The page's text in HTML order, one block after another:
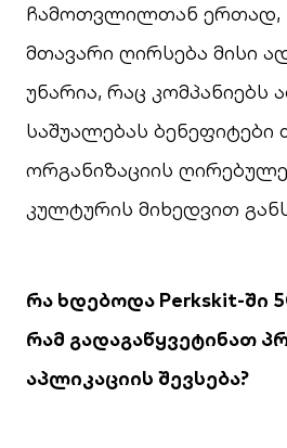
ჩამოთვლილთან ერთად,
მთავარი ღირსება მისი
უნარია, რაც კომპანიებს
საშუალებას ბენეფიტები
ორგანიზაციის
კულტურის მიხედვით
რა ხდებოდა Perkskit-ში
რამ გადაგაწყვეტინათ
აპლიკაციის შევსება?